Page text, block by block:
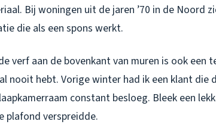
Bij woningen uit de jaren ’70 in de Noord
die als een spons werkt.
verf aan de bovenkant van muren is ook een
nooit hebt. Vorige winter had ik een klant
constant besloeg. Bleek een
plafond verspreidde.